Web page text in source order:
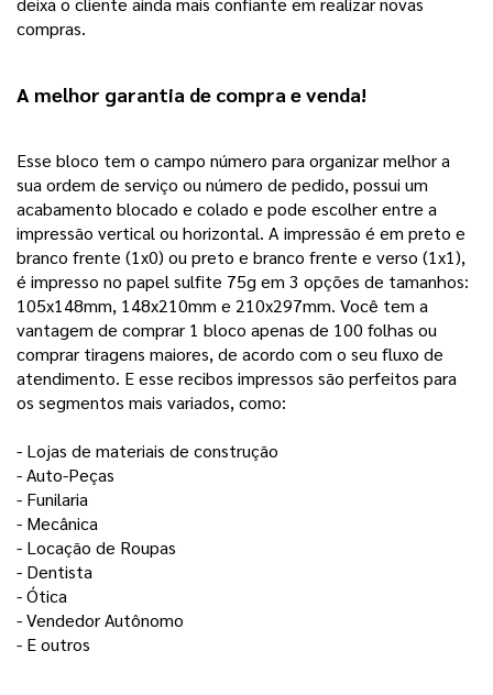
compras.
A melhor garantia de compra e venda!
Esse bloco tem o campo número para organizar melhor a
sua ordem de serviço ou número de pedido, possui um
acabamento blocado e colado e pode escolher entre a
impressão vertical ou horizontal. A impressão é em preto e
branco frente (1x0) ou preto e branco frente e verso (1x1),
é impresso no papel sulfite 75g em 3 opções de tamanhos:
105x148mm, 148x210mm e 210x297mm. Você tem a
vantagem de comprar 1 bloco apenas de 100 folhas ou
comprar tiragens maiores, de acordo com o seu fluxo de
atendimento. E esse recibos impressos são perfeitos para
os segmentos mais variados, como:
- Lojas de materiais de construção
- Auto-Peças
- Funilaria
- Mecânica
- Locação de Roupas
- Dentista
- Ótica
- Vendedor Autônomo
- E outros